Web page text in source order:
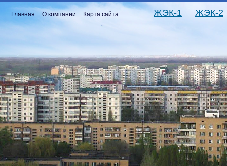
Главная О компании Карта сайта ЖЭК-1 ЖЭК-2